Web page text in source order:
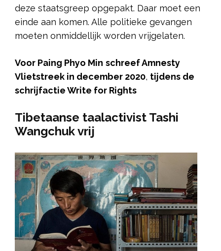
deze staatsgreep opgepakt. Daar moet een
einde aan komen. Alle politieke gevangen
moeten onmiddellijk worden vrijgelaten.
Voor Paing Phyo Min schreef Amnesty
Vlietstreek in december 2020, tijdens de
schrijfactie Write for Rights
Tibetaanse taalactivist Tashi
Wangchuk vrij